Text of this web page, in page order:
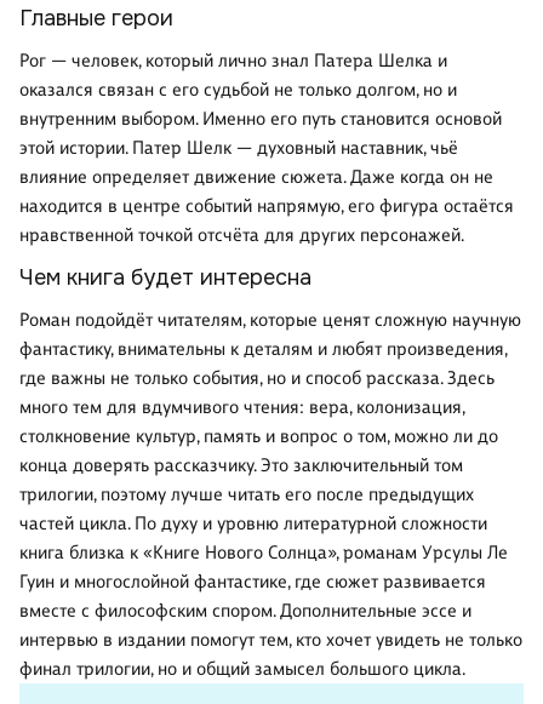
Главные герои
Рог — человек, который лично знал Патера Шелка и
оказался связан с его судьбой не только долгом, но и
внутренним выбором. Именно его путь становится основой
этой истории. Патер Шелк — духовный наставник, чьё
влияние определяет движение сюжета. Даже когда он не
находится в центре событий напрямую, его фигура остаётся
нравственной точкой отсчёта для других персонажей.
Чем книга будет интересна
Роман подойдёт читателям, которые ценят сложную научную
фантастику, внимательны к деталям и любят произведения,
где важны не только события, но и способ рассказа. Здесь
много тем для вдумчивого чтения: вера, колонизация,
столкновение культур, память и вопрос о том, можно ли до
конца доверять рассказчику. Это заключительный том
трилогии, поэтому лучше читать его после предыдущих
частей цикла. По духу и уровню литературной сложности
книга близка к «Книге Нового Солнца», романам Урсулы Ле
Гуин и многослойной фантастике, где сюжет развивается
вместе с философским спором. Дополнительные эссе и
интервью в издании помогут тем, кто хочет увидеть не только
финал трилогии, но и общий замысел большого цикла.